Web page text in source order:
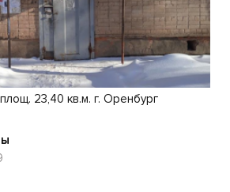
23,40 кв.м. г. Оренбург